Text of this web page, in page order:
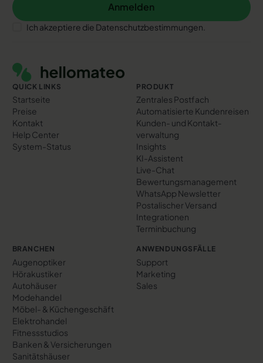
Anmelden
Anmelden
Ich akzeptiere die Datenschutzbestimmungen.
QUICK LINKS
Startseite
Preise
Kontakt
Help Center
System-Status
PRODUKT
Zentrales Postfach
Automatisierte Kundenreisen
Kunden- und Kontakt­
verwaltung
Insights
KI-Assistent
Live-Chat
Bewertungs­management
WhatsApp Newsletter
Postalischer Versand
Integrationen
Terminbuchung
BRANCHEN
Augenoptiker
Hörakustiker
Autohäuser
Modehandel
Möbel- & Küchengeschäft
Elektrohandel
Fitnessstudios
Banken & Versicherungen
Sanitätshäuser
ANWENDUNGSFÄLLE
Support
Marketing
Sales